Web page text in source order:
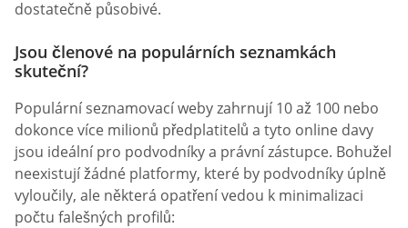
dostatečně působivé.
Jsou členové na populárních seznamkách
skuteční?
Populární seznamovací weby zahrnují 10 až 100 nebo
dokonce více milionů předplatitelů a tyto online davy
jsou ideální pro podvodníky a právní zástupce. Bohužel
neexistují žádné platformy, které by podvodníky úplně
vyloučily, ale některá opatření vedou k minimalizaci
počtu falešných profilů: